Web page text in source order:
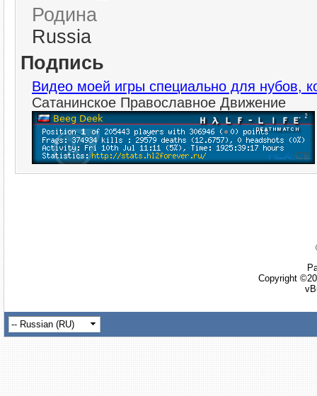
Родина
Russia
Подпись
Видео моей игры специально для нубов,
Сатанинское Православное Движение
Copyright